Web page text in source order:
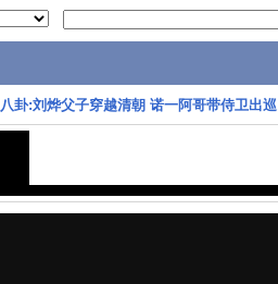
八卦:刘烨父子穿越清朝 诺一阿哥带侍卫出巡